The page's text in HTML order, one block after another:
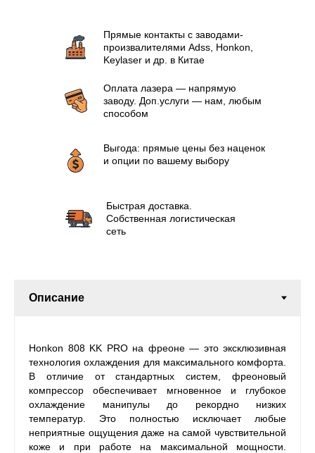
Быстрая доставка.
Собственная логистическая
сеть
Выгода: прямые цены без наценок
и опции по вашему выбору
Оплата лазера — напрямую
заводу. Доп.услуги — нам, любым
способом
Прямые контакты с заводами-
произвалителями Аdss, Honkon,
Keylaser и др. в Китае
Honkon 808 KK PRO на фреоне — это эксклюзивная
технология охлаждения для максимального комфорта.
В отличие от стандартных систем, фреоновый
компрессор обеспечивает мгновенное и глубокое
охлаждение манипулы до рекордно низких
температур. Это полностью исключает любые
неприятные ощущения даже на самой чувствительной
коже и при работе на максимальной мощности.